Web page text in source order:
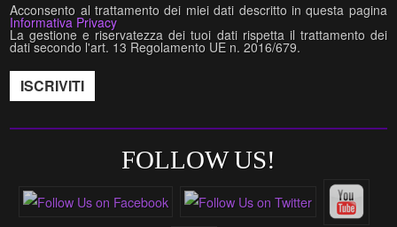
Acconsento al trattamento dei miei dati descritto in questa pagina
Informativa Privacy
La gestione e riservatezza dei tuoi dati rispetta il trattamento dei
dati secondo l'art. 13 Regolamento UE n. 2016/679.
FOLLOW US!